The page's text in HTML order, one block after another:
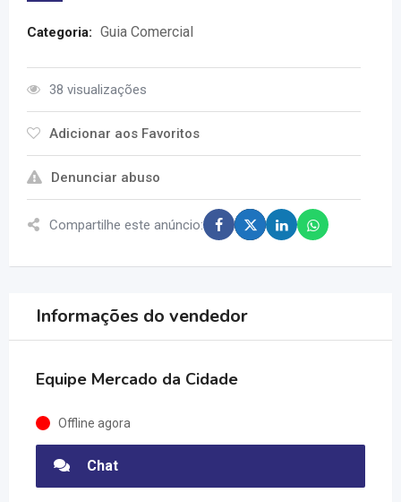
Categoria: Guia Comercial
38 visualizações
Adicionar aos Favoritos
Denunciar abuso
Compartilhe este anúncio:
Informações do vendedor
Equipe Mercado da Cidade
Offline agora
Chat